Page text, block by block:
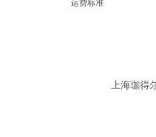
运费标准
上海珈得